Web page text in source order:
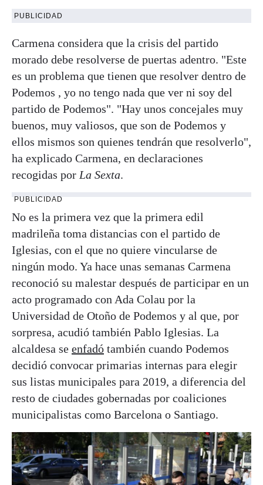
PUBLICIDAD
Carmena considera que la crisis del partido
morado debe resolverse de puertas adentro. "Este
es un problema que tienen que resolver dentro de
Podemos , yo no tengo nada que ver ni soy del
partido de Podemos". "Hay unos concejales muy
buenos, muy valiosos, que son de Podemos y
ellos mismos son quienes tendrán que resolverlo",
ha explicado Carmena, en declaraciones
recogidas por La Sexta.
PUBLICIDAD
No es la primera vez que la primera edil
madrileña toma distancias con el partido de
Iglesias, con el que no quiere vincularse de
ningún modo. Ya hace unas semanas Carmena
reconoció su malestar después de participar en un
acto programado con Ada Colau por la
Universidad de Otoño de Podemos y al que, por
sorpresa, acudió también Pablo Iglesias. La
alcaldesa se enfadó también cuando Podemos
decidió convocar primarias internas para elegir
sus listas municipales para 2019, a diferencia del
resto de ciudades gobernadas por coaliciones
municipalistas como Barcelona o Santiago.